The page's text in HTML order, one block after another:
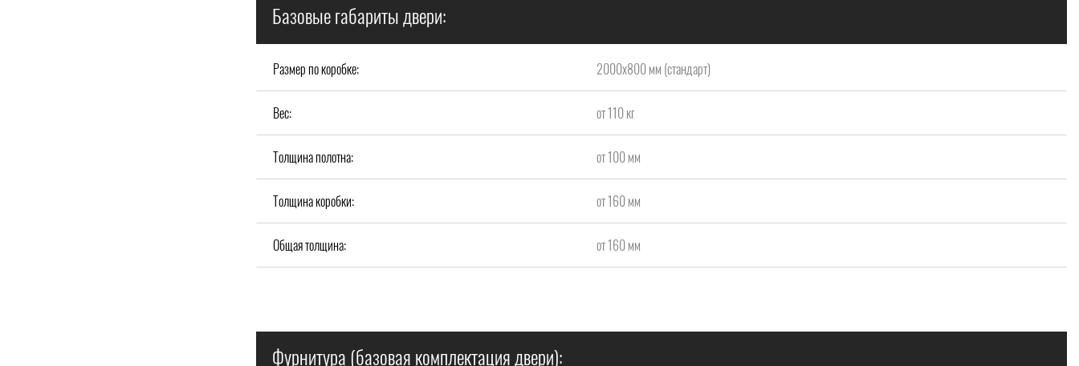
Базовые габариты двери:
Размер по коробке: 2000x800 мм (стандарт)
Вес: от 110 кг
Толщина полотна: от 100 мм
Толщина коробки: от 160 мм
Общая толщина: от 160 мм
Фурнитура (базовая комплектация двери):